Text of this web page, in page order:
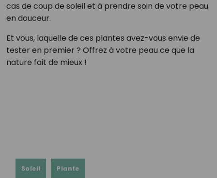
cas de coup de soleil et à prendre soin de votre peau
en douceur.
Et vous, laquelle de ces plantes avez-vous envie de
tester en premier ? Offrez à votre peau ce que la
nature fait de mieux !
Soleil Plante